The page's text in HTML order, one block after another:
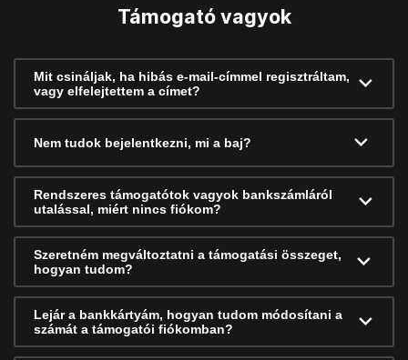
Támogató vagyok
Mit csináljak, ha hibás e-mail-címmel regisztráltam,
vagy elfelejtettem a címet?
Nem tudok bejelentkezni, mi a baj?
Rendszeres támogatótok vagyok bankszámláról
utalással, miért nincs fiókom?
Szeretném megváltoztatni a támogatási összeget,
hogyan tudom?
Lejár a bankkártyám, hogyan tudom módosítani a
számát a támogatói fiókomban?